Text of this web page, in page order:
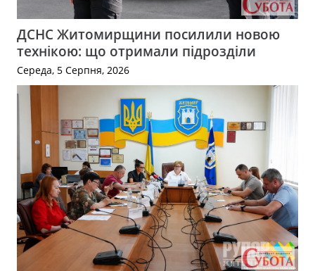
ДСНС Житомирщини посилили новою
технікою: що отримали підрозділи
Середа, 5 Серпня, 2026